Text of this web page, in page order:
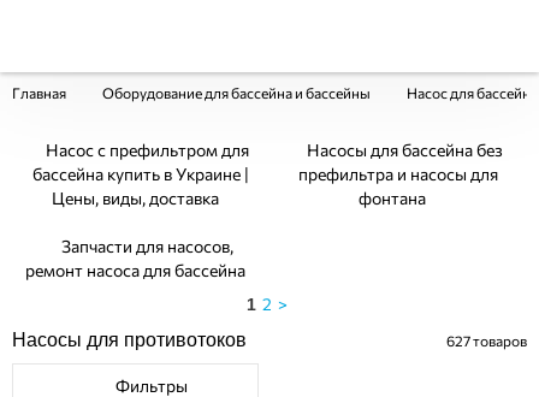
Главная Оборудование для бассейна и бассейны Насос для бассейна
Насос с префильтром для
бассейна купить в Украине |
Цены, виды, доставка
Насосы для бассейна без
префильтра и насосы для
фонтана
Запчасти для насосов,
ремонт насоса для бассейна
1 2 >
Насосы для противотоков
627товаров
Фильтры